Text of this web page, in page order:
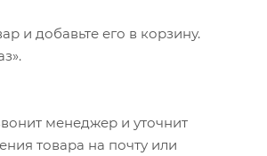
и добавьте его в корзину.
менеджер и уточнит
товара на почту или